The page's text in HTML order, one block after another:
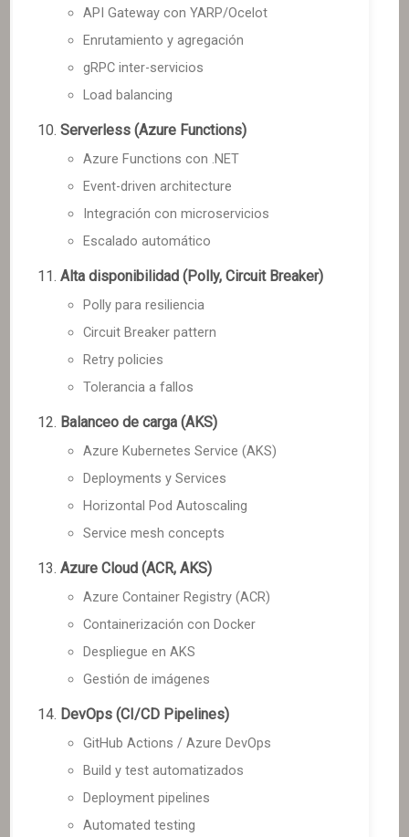
API Gateway con YARP/Ocelot
Enrutamiento y agregación
gRPC inter-servicios
Load balancing
Serverless (Azure Functions)
Azure Functions con .NET
Event-driven architecture
Integración con microservicios
Escalado automático
Alta disponibilidad (Polly, Circuit Breaker)
Polly para resiliencia
Circuit Breaker pattern
Retry policies
Tolerancia a fallos
Balanceo de carga (AKS)
Azure Kubernetes Service (AKS)
Deployments y Services
Horizontal Pod Autoscaling
Service mesh concepts
Azure Cloud (ACR, AKS)
Azure Container Registry (ACR)
Containerización con Docker
Despliegue en AKS
Gestión de imágenes
DevOps (CI/CD Pipelines)
GitHub Actions / Azure DevOps
Build y test automatizados
Deployment pipelines
Automated testing